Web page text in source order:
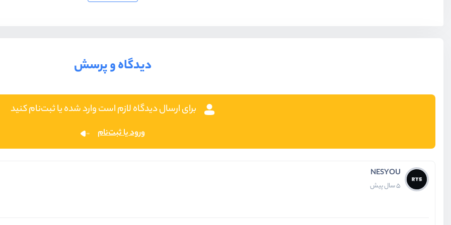
دیدگاه و پرسش
برای ارسال دیدگاه لازم است وارد شده یا ثبت‌نام کنید
ورود یا ثبت‌نام
NESYOU
5 سال پیش